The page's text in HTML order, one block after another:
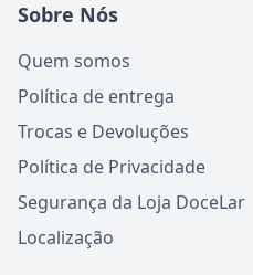
Sobre Nós
Quem somos
Política de entrega
Trocas e Devoluções
Política de Privacidade
Segurança da Loja DoceLar
Localização